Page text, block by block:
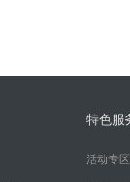
特色服
活动专区